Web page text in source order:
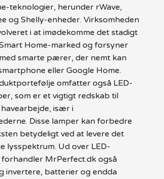
teknologier, herunder rWave,
og Shelly-enheder. Virksomheden
i at imødekomme det stadigt
Home-marked og forsyner
smarte pærer, der nemt kan
eller Google Home.
omfatter også LED-
som er et vigtigt redskab til
især i
Disse lamper kan forbedre
betydeligt ved at levere det
lysspektrum. Ud over LED-
MrPerfect.dk også
invertere, batterier og endda